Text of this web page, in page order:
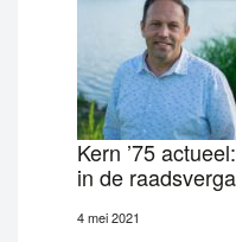
Kern ’75
in de
4 mei 2021